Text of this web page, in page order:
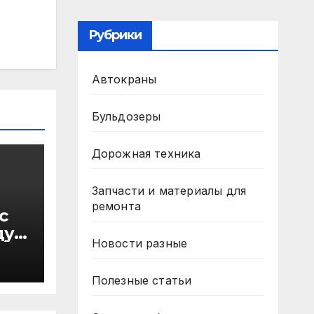
Рубрики
Автокраны
Бульдозеры
Дорожная техника
Запчасти и материалы для
ремонта
Новости разные
Полезные статьи